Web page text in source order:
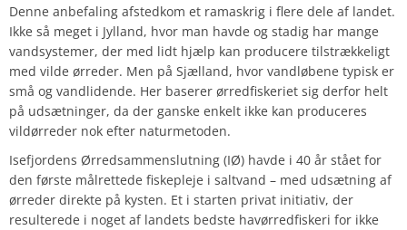
Denne anbefaling afstedkom et ramaskrig i flere dele af landet.
Ikke så meget i Jylland, hvor man havde og stadig har mange
vandsystemer, der med lidt hjælp kan producere tilstrækkeligt
med vilde ørreder. Men på Sjælland, hvor vandløbene typisk er
små og vandlidende. Her baserer ørredfiskeriet sig derfor helt
på udsætninger, da der ganske enkelt ikke kan produceres
vildørreder nok efter naturmetoden.
Isefjordens Ørredsammenslutning (IØ) havde i 40 år stået for
den første målrettede fiskepleje i saltvand – med udsætning af
ørreder direkte på kysten. Et i starten privat initiativ, der
resulterede i noget af landets bedste havørredfiskeri for ikke